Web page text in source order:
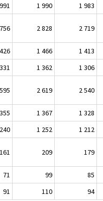
1 990 1 983
2 828 2 719
1 466 1 413
1 362 1 306
2 619 2 540
1 367 1 328
1 252 1 212
161 209 179
71 99 85
91 110 94